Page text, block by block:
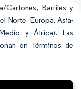
Cartones, Barriles y
Norte, Europa, Asia-
y África). Las
en Términos de